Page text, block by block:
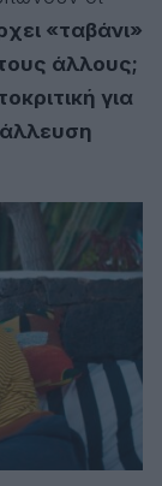
«ταβάνι»
άλλους;
για